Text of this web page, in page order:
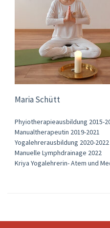
Maria Schütt
Phyiotherapieausbildung 2015-
Manualtherapeutin 2019-2021
Yogalehrerausbildung 2020-2022
Manuelle Lymphdrainage 2022
Kriya Yogalehrerin- Atem und